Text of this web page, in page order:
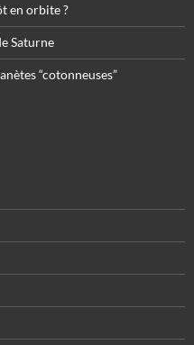
en orbite ?
Saturne
“cotonneuses”